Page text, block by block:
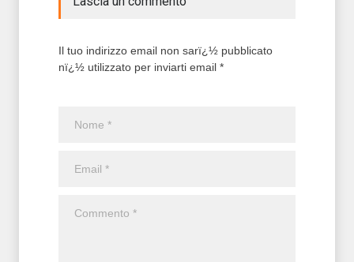
Il tuo indirizzo email non sarï¿½ pubblicato
nï¿½ utilizzato per inviarti email *